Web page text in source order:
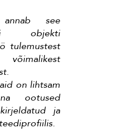
annab see
objekti
tulemustest
on lihtsam
ootused
ja